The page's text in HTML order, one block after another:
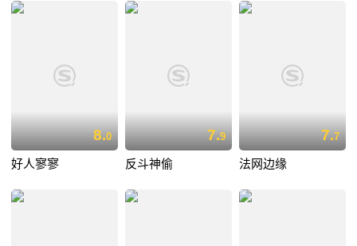
8.0
好人寥寥
7.9
反斗神偷
7.7
法网边缘